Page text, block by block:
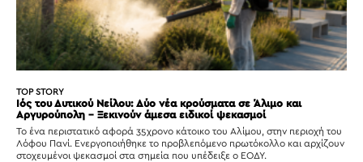
TOP STORY
Ιός του Δυτικού Νείλου: Δύο νέα κρούσματα σε Άλιμο και
Αργυρούπολη – Ξεκινούν άμεσα ειδικοί ψεκασμοί
Το ένα περιστατικό αφορά 35χρονο κάτοικο του Αλίμου, στην περιοχή του
Λόφου Πανί. Ενεργοποιήθηκε το προβλεπόμενο πρωτόκολλο και αρχίζουν
στοχευμένοι ψεκασμοί στα σημεία που υπέδειξε ο ΕΟΔΥ.